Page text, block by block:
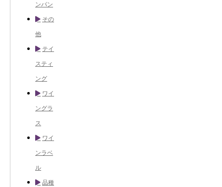
ンパン
その
他
テイ
スティ
ング
ワイ
ングラ
ス
ワイ
ンラベ
ル
品種